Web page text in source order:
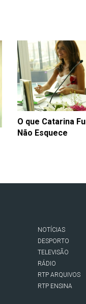
O que Catarina
Não Esquece
NOTÍCIAS
DESPORTO
TELEVISÃO
RÁDIO
RTP ARQUIVOS
RTP ENSINA